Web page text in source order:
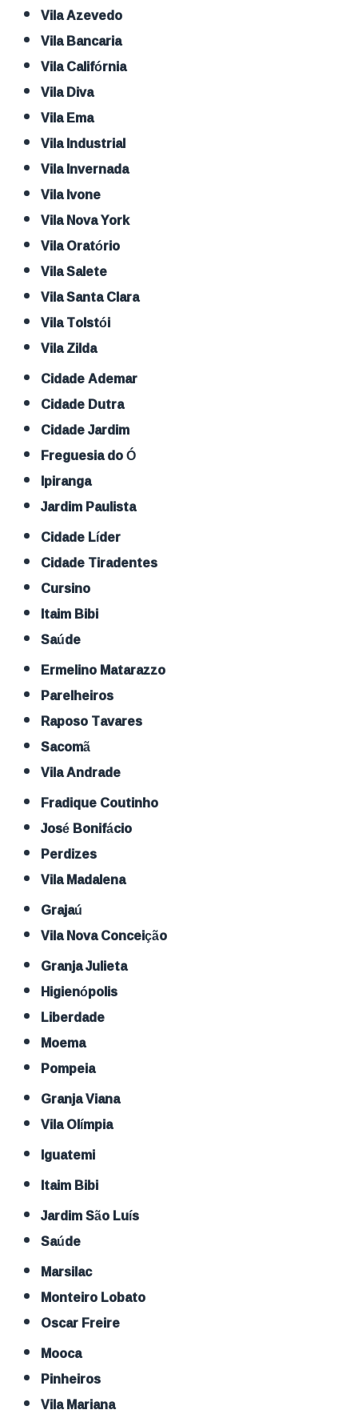
Vila Azevedo
Vila Bancaria
Vila Califórnia
Vila Diva
Vila Ema
Vila Industrial
Vila Invernada
Vila Ivone
Vila Nova York
Vila Oratório
Vila Salete
Vila Santa Clara
Vila Tolstói
Vila Zilda
Cidade Ademar
Cidade Dutra
Cidade Jardim
Freguesia do Ó
Ipiranga
Jardim Paulista
Cidade Líder
Cidade Tiradentes
Cursino
Itaim Bibi
Saúde
Ermelino Matarazzo
Parelheiros
Raposo Tavares
Sacomã
Vila Andrade
Fradique Coutinho
José Bonifácio
Perdizes
Vila Madalena
Grajaú
Vila Nova Conceição
Granja Julieta
Higienópolis
Liberdade
Moema
Pompeia
Granja Viana
Vila Olímpia
Iguatemi
Itaim Bibi
Jardim São Luís
Saúde
Marsilac
Monteiro Lobato
Oscar Freire
Mooca
Pinheiros
Vila Mariana